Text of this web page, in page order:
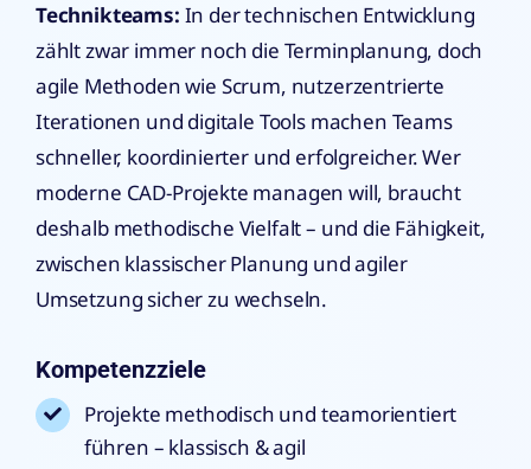
Technikteams: In der technischen Entwicklung
zählt zwar immer noch die Terminplanung, doch
agile Methoden wie Scrum, nutzerzentrierte
Iterationen und digitale Tools machen Teams
schneller, koordinierter und erfolgreicher. Wer
moderne CAD-Projekte managen will, braucht
deshalb methodische Vielfalt – und die Fähigkeit,
zwischen klassischer Planung und agiler
Umsetzung sicher zu wechseln.
Kompetenzziele
Projekte methodisch und teamorientiert
führen – klassisch & agil